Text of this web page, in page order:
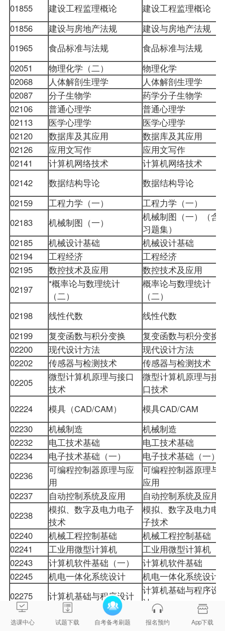
01855
建设工程监理概论 建设工程监理概论
01856
建设与房地产法规 建设与房地产法规
01965
食品标准与法规 食品标准与法规
02051
物理化学（二） 物理化学
02068
人体解剖生理学 人体解剖生理学
02087
分子生物学 药学分子生物学
02106
普通心理学 普通心理学
02113
医学心理学 医学心理学
02120
数据库及其应用 数据库及其应用
02126
应用文写作 应用文写作
02141
计算机网络技术 计算机网络技术
02142
数据结构导论 数据结构导论
02159
工程力学（一） 工程力学（一）
02183
机械制图（一）
机械制图（一）（含
习题集）
02185
机械设计基础 机械设计基础
02194
工程经济 工程经济
02195
数控技术及应用 数控技术及应用
02197
*概率论与数理统计
（二）
概率论与数理统计
（二）
02198
线性代数 线性代数
02199
复变函数与积分变换 复变函数与积分变换
02200
现代设计方法 现代设计方法
02202
传感器与检测技术 传感器与检测技术
02205
微型计算机原理与接口
技术
微型计算机原理与接
口技术
02224 模具（CAD/CAM） 模具CAD/CAM
02230
机械制造 机械制造
02232
电工技术基础 电工技术基础
02234
电子技术基础（一） 电子技术基础（一）
02236
可编程控制器原理与应
用
可编程控制器原理与
应用
02237
自动控制系统及应用 自动控制系统及应用
02238
模拟、数字及电力电子
技术
模拟、数字及电力电
子技术
02240
机械工程控制基础 机械工程控制基础
02241
工业用微型计算机 工业用微型计算机
02243
计算机软件基础（一） 计算机软件基础
02245
机电一体化系统设计 机电一体化系统设计
02275
计算机基础与程序设计
计算机基础与程序设
计
02316
计算机应用技术 计算机应用技术
选课中心 试题下载 自考备考刷题 报名预约 App下载